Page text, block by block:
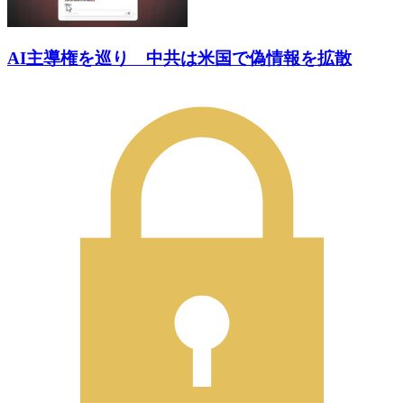
AI主導権を巡り 中共は米国で偽情報を拡散